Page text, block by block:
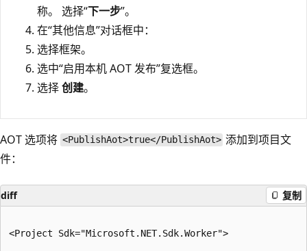
称。 选择“下一步”。
在“其他信息”对话框中：
选择框架。
选中“启用本机 AOT 发布”复选框。
选择创建。
AOT 选项将 <PublishAot>true</PublishAot> 添加到项目文
件：
diff 复制
<Project Sdk="Microsoft.NET.Sdk.Worker">